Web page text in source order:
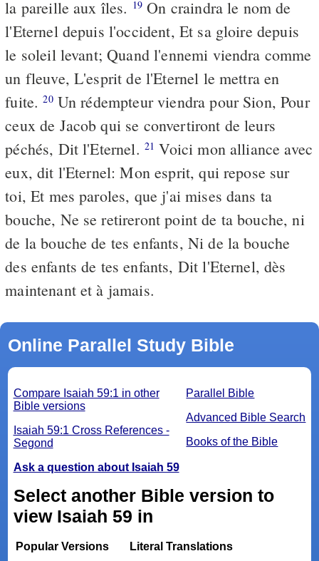
la pareille aux îles. 19 On craindra le nom de
l'Eternel depuis l'occident, Et sa gloire depuis
le soleil levant; Quand l'ennemi viendra comme
un fleuve, L'esprit de l'Eternel le mettra en
fuite.20Un rédempteur viendra pour Sion, Pour
ceux de Jacob qui se convertiront de leurs
péchés, Dit l'Eternel. 21 Voici mon alliance avec
eux, dit l'Eternel: Mon esprit, qui repose sur
toi, Et mes paroles, que j'ai mises dans ta
bouche, Ne se retireront point de ta bouche, ni
de la bouche de tes enfants, Ni de la bouche
des enfants de tes enfants, Dit l'Eternel, dès
maintenant et à jamais.
Online Parallel Study Bible
Parallel Bible
Advanced Bible Search
Books of the Bible
Compare Isaiah 59:1 in other
Bible versions
Isaiah 59:1 Cross References -
Segond
Ask a question about Isaiah 59
Select another Bible version to
view Isaiah 59 in
Popular Versions
Literal Translations